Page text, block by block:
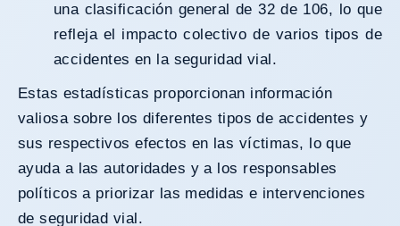
una clasificación general de 32 de 106, lo que
refleja el impacto colectivo de varios tipos de
accidentes en la seguridad vial.
Estas estadísticas proporcionan información
valiosa sobre los diferentes tipos de accidentes y
sus respectivos efectos en las víctimas, lo que
ayuda a las autoridades y a los responsables
políticos a priorizar las medidas e intervenciones
de seguridad vial.